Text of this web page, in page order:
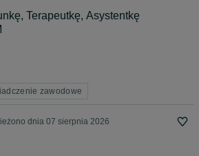
Terapeutkę, Asystentkę
zawodowe
dnia 07 sierpnia 2026